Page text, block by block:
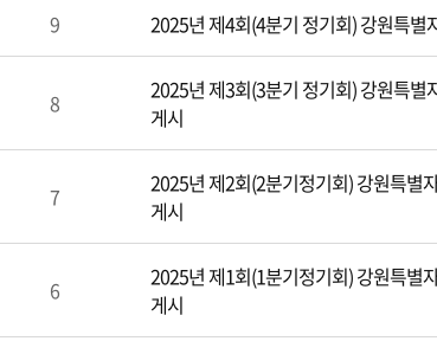
9 2025년 제4회(4분기 정기회) 강원특
8
2025년 제3회(3분기 정기회) 강원특
게시
7
2025년 제2회(2분기정기회) 강원특별
게시
6
2025년 제1회(1분기정기회) 강원특별
게시